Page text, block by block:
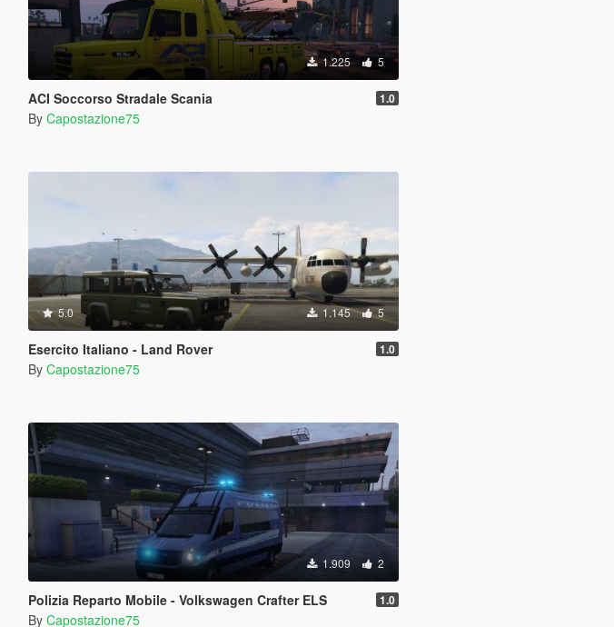
1.225 5
ACI Soccorso Stradale Scania 1.0
By Capostazione75
5.0 1.145 5
Esercito Italiano - Land Rover 1.0
By Capostazione75
1.909 2
Polizia Reparto Mobile - Volkswagen Crafter ELS 1.0
By Capostazione75